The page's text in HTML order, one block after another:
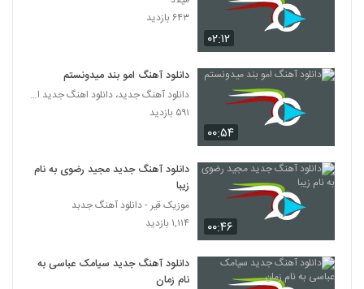
Raoufi Akhare Roya)
۲۰۱ بازدید
موزیک زیبای دلبسته از رایان کاووسی
دانلود آهنگ علیرضا ابراهیمی من سنی
ایتیرمیشم
۲۴۰ بازدید
Mohsen Yazdanpanah Gomshodeh
دانلود آهنگ اشکان خواجه نسب جانم باش
۰۲:۱۲
۶۴۳ بازدید
۰۰:۵۴
دانلود آهنگ امو بند میدونستم
دانلود آهنگ جدید، دانلود اهنگ جدید ایرانی
۵۹۱ بازدید
۰۰:۴۶
دانلود آهنگ جدید مجید رضوی به نام
زیبا
موزیک قیر - دانلود آهنگ جدبد
۱,۱۱۴ بازدید
دانلود آهنگ جدید سیامک عباسی به
نام زمان